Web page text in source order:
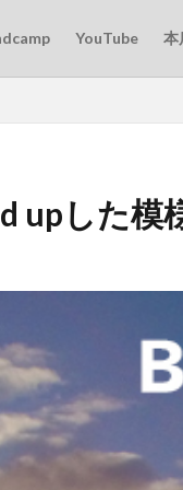
YouTube 本
upした模